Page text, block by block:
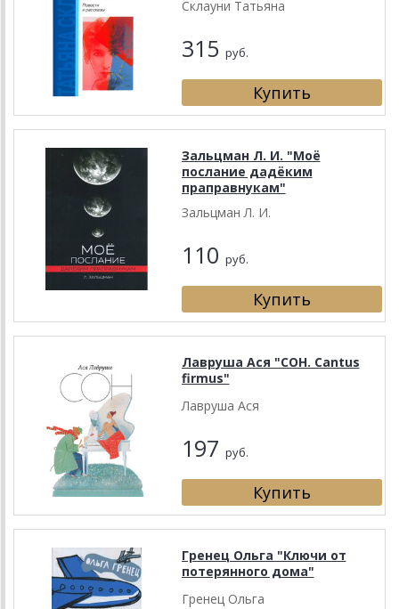
Склауни Татьяна
315 руб.
Зальцман Л. И. "Моё
послание дадёким
праправнукам"
Зальцман Л. И.
110 руб.
Лавруша Ася "СОН. Cantus
firmus"
Лавруша Ася
197 руб.
Гренец Ольга "Ключи от
потерянного дома"
Гренец Ольга